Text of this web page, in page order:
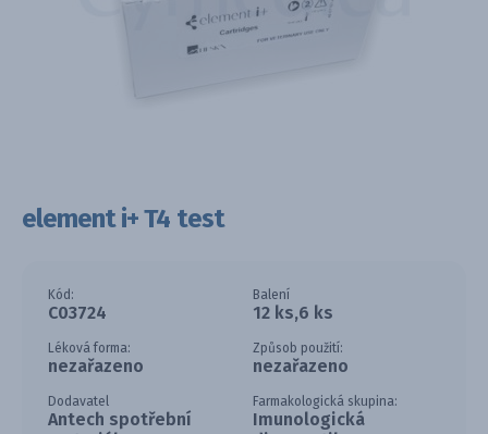
element i+ T4 test
Kód:
C03724
Balení
12 ks,6 ks
Léková forma:
nezařazeno
Způsob použití:
nezařazeno
Dodavatel
Antech spotřební
Farmakologická skupina:
Imunologická